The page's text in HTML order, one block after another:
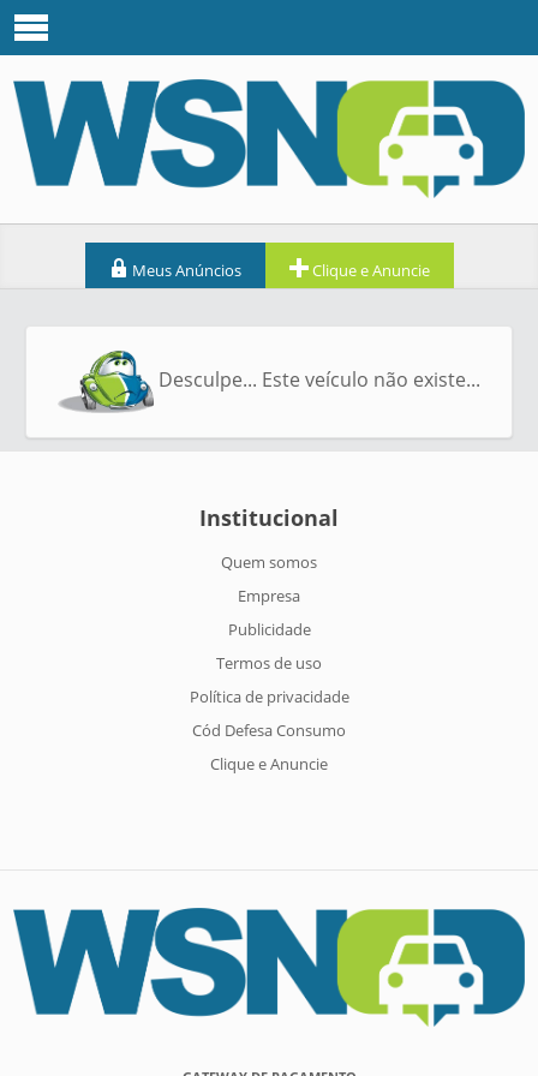
Meus Anúncios Clique e Anuncie
Desculpe... Este veículo não existe...
Institucional
Quem somos
Empresa
Publicidade
Termos de uso
Política de privacidade
Cód Defesa Consumo
Clique e Anuncie